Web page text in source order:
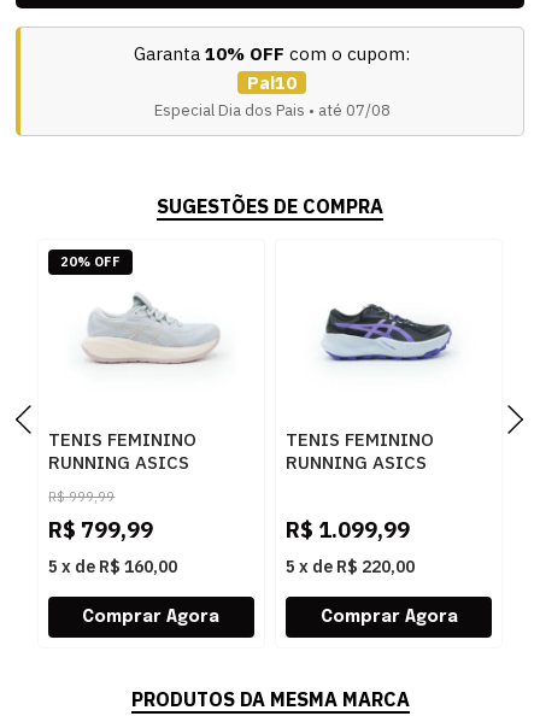
Garanta 10% OFF com o cupom:
Pai10
Especial Dia dos Pais • até 07/08
SUGESTÕES DE COMPRA
TENIS FEMININO
RUNNING ASICS
CUMULUS 28
1012B916.020 020
R$ 999,99
R$ 799,99
5 x de R$ 160,00
20% OFF
TENIS FEMININO
RUNNING ASICS
R$ 1.099,99
5 x de R$ 220,00
PRODUTOS DA MESMA MARCA